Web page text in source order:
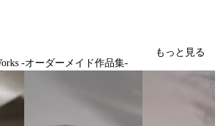
-オーダーメイド作品集-
もっと見る